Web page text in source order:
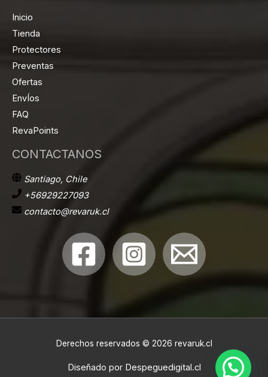
Inicio
Tienda
Protectores
Preventas
Ofertas
EnvÍos
FAQ
RevaPoints
CONTACTANOS
Santiago, Chile
+56929227093
contacto@revaruk.cl
Derechos reservados © 2026 revaruk.cl
Diseñado por Despeguedigital.cl